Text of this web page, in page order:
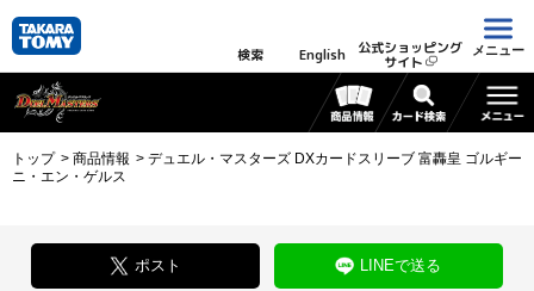
検索 English 公式ショッピング
サイト
メニュー
トップ 商品情報
デュエル・マスターズ DXカードスリーブ 富轟皇 ゴルギー
ニ・エン・ゲルス
ポスト LINEで送る